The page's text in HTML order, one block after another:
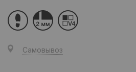
Самовывоз